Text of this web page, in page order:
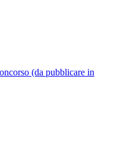
(da pubblicare in